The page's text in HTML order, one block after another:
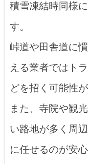
積雪凍結時同様
す。
峠道や田舎道に
える業者ではト
どを招く可能性
また、寺院や観
い路地が多く周
に任せるのが安心